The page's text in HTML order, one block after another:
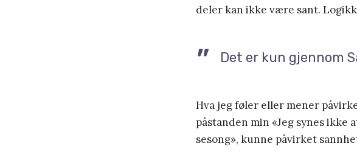
deler kan ikke være sant.
Det er kun gjennom
Hva jeg føler eller mener
påstanden min «Jeg synes
sesong», kunne påvirket